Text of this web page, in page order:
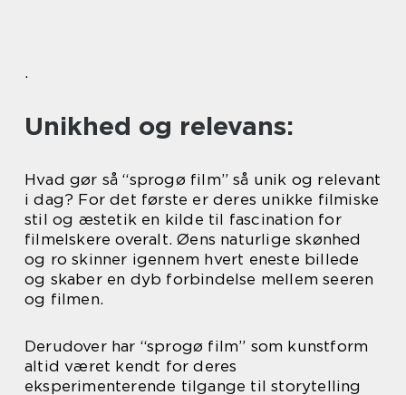
.
Unikhed og relevans:
Hvad gør så “sprogø film” så unik og relevant
i dag? For det første er deres unikke filmiske
stil og æstetik en kilde til fascination for
filmelskere overalt. Øens naturlige skønhed
og ro skinner igennem hvert eneste billede
og skaber en dyb forbindelse mellem seeren
og filmen.
Derudover har “sprogø film” som kunstform
altid været kendt for deres
eksperimenterende tilgange til storytelling